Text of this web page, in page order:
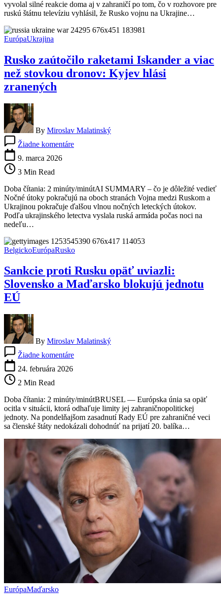
opäť
vyvolalo
medzinárodnú
diskusiu
vyvolal silné reakcie doma aj v zahraničí po tom, čo v rozhovore pre
ruskú štátnu televíziu vyhlásil, že Rusko vojnu na Ukrajine…
EurópaUkrajina
Rusko zaútočilo raketami Iskander a viac
než stovkou dronov: Kyjev hlási
zranených
By Miroslav Malatinský
Žiadne komentáreRusko
viac
než
stovkou
dronov:
hlási
zranených
9. marca 2026
3 Min Read
Doba čítania: 2 minúty/minútAI SUMMARY – čo je dôležité vedieť
Nočné útoky pokračujú na oboch stranách Vojna medzi Ruskom a
Ukrajinou pokračuje ďalšou vlnou nočných leteckých útokov.
Podľa ukrajinského letectva vyslala ruská armáda počas noci na
nedeľu…
BelgickoEurópaRusko
Sankcie proti Rusku opäť uviazli:
Slovensko a Maďarsko blokujú jednotu
EÚ
By Miroslav Malatinský
Žiadne komentáreSankcie
Slovensko
a
Maďarsko
blokujú
jednotu
EÚ
24. februára 2026
2 Min Read
Doba čítania: 2 minúty/minútBRUSEL — Európska únia sa opäť
ocitla v situácii, ktorá odhaľuje limity jej zahraničnopolitickej
jednoty. Na pondelňajšom zasadnutí Rady EÚ pre zahraničné veci
sa členské štáty nedokázali dohodnúť na prijatí 20. balíka…
EurópaMaďarsko